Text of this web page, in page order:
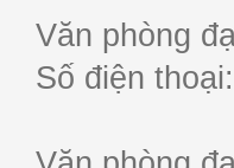
Văn phòng
Số điện